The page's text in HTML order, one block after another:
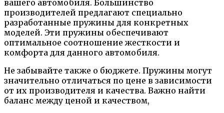
вашего автомобиля. Большинство
производителей предлагают специально
разработанные пружины для конкретных
моделей. Эти пружины обеспечивают
оптимальное соотношение жесткости и
комфорта для данного автомобиля.
Не забывайте также о бюджете. Пружины могут
значительно отличаться по цене в зависимости
от их производителя и качества. Важно найти
баланс между ценой и качеством,